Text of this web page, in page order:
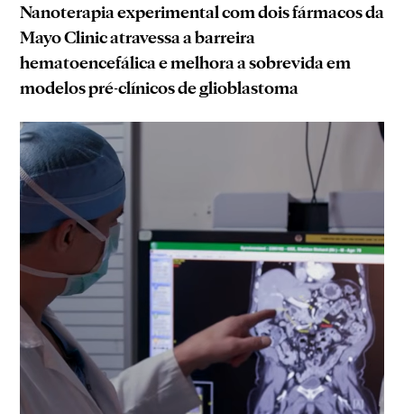
Nanoterapia experimental com dois fármacos da
Mayo Clinic atravessa a barreira
hematoencefálica e melhora a sobrevida em
modelos pré-clínicos de glioblastoma